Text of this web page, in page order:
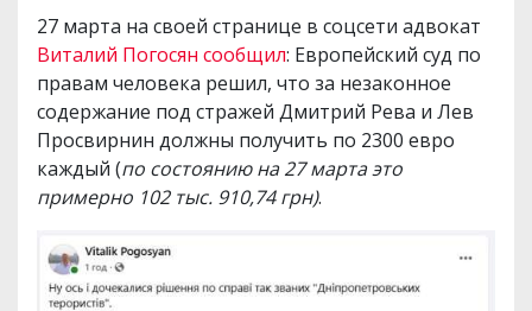
27 марта на своей странице в соцсети адвокат
Виталий Погосян сообщил: Европейский суд по
правам человека решил, что за незаконное
содержание под стражей Дмитрий Рева и Лев
Просвирнин должны получить по 2300 евро
каждый (по состоянию на 27 марта это
примерно 102 тыс. 910,74 грн).